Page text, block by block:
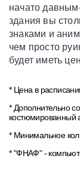
начато
здания вы
знаками и
чем просто
будет иметь
* Цена в
* Дополнительно
костюмированный
* Минимальное
* "ФНАФ" -